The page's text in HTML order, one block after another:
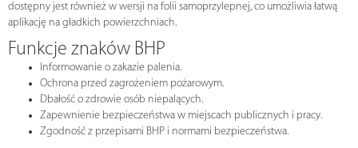
dostępny jest również w wersji na folii samoprzylepnej, co umożliwia łatwą
aplikację na gładkich powierzchniach.
Funkcje znaków BHP
Informowanie o zakazie palenia.
Ochrona przed zagrożeniem pożarowym.
Dbałość o zdrowie osób niepalących.
Zapewnienie bezpieczeństwa w miejscach publicznych i pracy.
Zgodność z przepisami BHP i normami bezpieczeństwa.